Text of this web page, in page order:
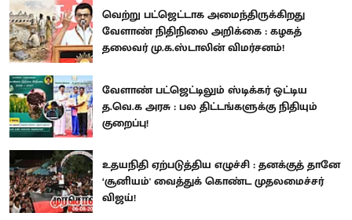
வெற்று பட்ஜெட்டாக அமைந்திருக்கிறது
வேளாண் நிதிநிலை அறிக்கை : கழகத்
தலைவர் மு.க.ஸ்டாலின் விமர்சனம்!
வேளாண் பட்ஜெட்டிலும் ஸ்டிக்கர் ஒட்டிய
த.வெ.க அரசு : பல திட்டங்களுக்கு நிதியும்
குறைப்பு!
உதயநிதி ஏற்படுத்திய எழுச்சி : தனக்குத் தானே
‘சூனியம்' வைத்துக் கொண்ட முதலமைச்சர்
விஜய்!